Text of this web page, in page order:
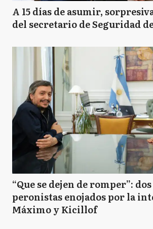
A 15 días de asumir,
del secretario de Seguridad
“Que se dejen de romper”:
peronistas enojados por la
Máximo y Kicillof